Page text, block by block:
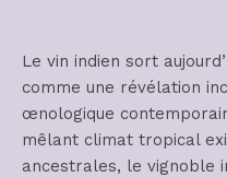
Le vin indien sort
comme une révélation
œnologique
mêlant climat tropical
ancestrales, le vignoble